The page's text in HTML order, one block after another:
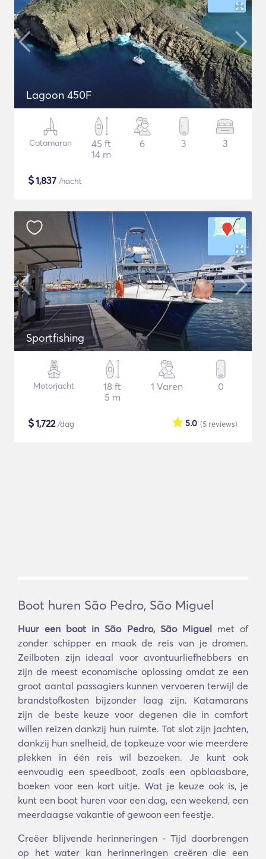
Lagoon 450F
Catamaran
45 ft
14 m
6 3 3
$1,837 /nacht
Sportfishing
Motorjacht
18 ft
5 m
1 Varen 0
$1,722/dag (5 reviews)
5.0
Boot huren São Pedro, São Miguel
Huur een boot in São Pedro, São Miguel met of
zonder schipper en maak de reis van je dromen.
Zeilboten zijn ideaal voor avontuurliefhebbers en
zijn de meest economische oplossing omdat ze een
groot aantal passagiers kunnen vervoeren terwijl de
brandstofkosten bijzonder laag zijn. Katamarans
zijn de beste keuze voor degenen die in comfort
willen reizen dankzij hun ruimte. Tot slot zijn jachten,
dankzij hun snelheid, de topkeuze voor wie meerdere
plekken in één reis wil bezoeken. Je kunt ook
eenvoudig een speedboot, zoals een opblaasbare,
boeken voor een kort uitje. Wat je keuze ook is, je
kunt een boot huren voor een dag, een weekend, een
meerdaagse vakantie of gewoon een feestje.
Creëer blijvende herinneringen - Tijd doorbrengen
op het water kan herinneringen creëren die een